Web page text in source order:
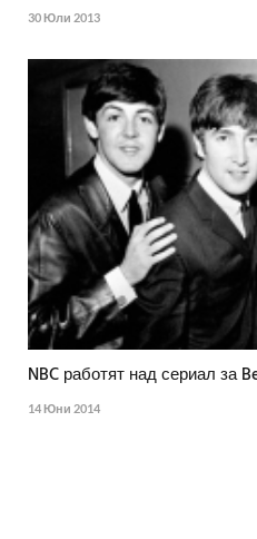
30 Юли 2013
NBC работят над сериал за
14 Юни 2014